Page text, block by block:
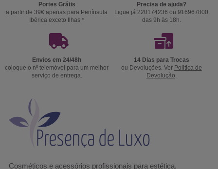
Portes Grátis
a partir de 39€ apenas para Península
Ibérica exceto Ilhas *
Precisa de ajuda?
Ligue já 220174236 ou 916967800
das 9h às 18h.
Envios em 24/48h
coloque o nº telemóvel para um melhor
serviço de entrega.
14 Dias para Trocas
ou Devoluções. Ver Politica de
Devolução.
Cosméticos e acessórios profissionais para estética,